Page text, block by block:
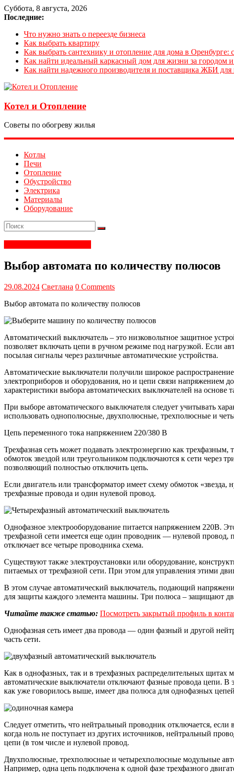
Суббота, 8 августа, 2026
Последние:
Что нужно знать о переезде бизнеса
Как выбрать квартиру
Как выбрать сантехнику и отопление для дома в Оренбурге:
Как найти идеальный каркасный дом для жизни за городом
Как найти надежного производителя и поставщика ЖБИ
Котел и Отопление
Советы по обогреву жилья
Котлы
Печи
Отопление
Обустройство
Электрика
Материалы
Оборудование
Выбор автомата по количеству полюсов
29.08.2024 Светлана 0 Comments
Выбор автомата по количеству полюсов
Автоматический выключатель – это низковольтное защитное
позволяет включать цепи в ручном режиме под нагрузкой. Если
посылая сигналы через различные автоматические устройства.
Автоматические выключатели получили широкое
электроприборов и оборудования, но и цепи связи напряжением
характеристики выбора автоматических выключателей на основе
При выборе автоматического выключателя следует учитывать
использовать однополюсные, двухполюсные, трехполюсные и
Цепь переменного тока напряжением 220/380 В
Трехфазная сеть может подавать электроэнергию как
обмоток звездой или треугольником подключаются к сети через
позволяющий полностью отключить цепь.
Если двигатель или трансформатор имеет схему обмоток
трехфазные провода и один нулевой провод.
Однофазное электрооборудование питается напряжением 220В.
трехфазной сети имеется еще один проводник — нулевой провод,
отключает все четыре проводника схема.
Существуют также электроустановки или оборудование,
питаемых от трехфазной сети. При этом для управления этими
В этом случае автоматический выключатель, подающий
для защиты каждого элемента машины. Три полюса – защищают
Читайте также статью: Посмотреть закрытый профиль в
Однофазная сеть имеет два провода — один фазный и другой
часть сети.
Как в однофазных, так и в трехфазных распределительных щитах
автоматические выключатели отключают фазные провода цепи.
как уже говорилось выше, имеет два полюса для однофазных
Следует отметить, что нейтральный проводник отключается,
когда ноль не поступает из других источников, нейтральный
цепи (в том числе и нулевой провод.
Двухполюсные, трехполюсные и четырехполюсные модульные
Например, одна цепь подключена к одной фазе трехфазного